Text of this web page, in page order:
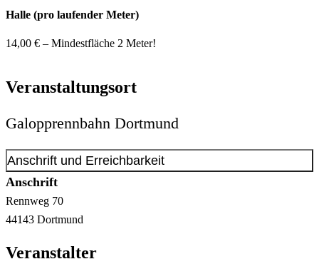
Halle (pro laufender Meter)
14,00 € – Mindestfläche 2 Meter!
Veranstaltungsort
Galopprennbahn Dortmund
Anschrift und Erreichbarkeit
Anschrift
Rennweg 70
44143 Dortmund
Veranstalter